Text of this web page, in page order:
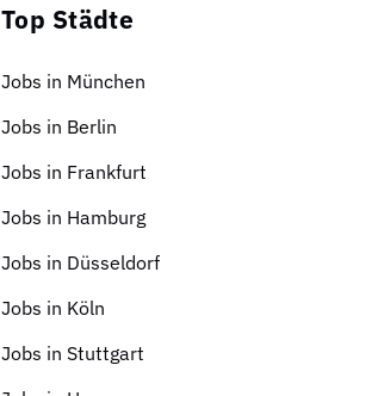
Top Städte
Jobs in München
Jobs in Berlin
Jobs in Frankfurt
Jobs in Hamburg
Jobs in Düsseldorf
Jobs in Köln
Jobs in Stuttgart